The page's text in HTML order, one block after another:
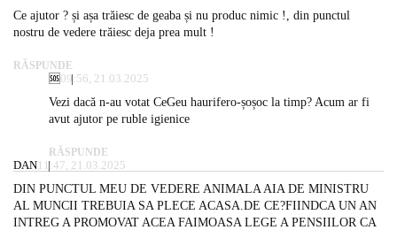
Ce ajutor ? și așa trăiesc de geaba și nu produc nimic !, din punctul
nostru de vedere trăiesc deja prea mult !
RĂSPUNDE
🆘09:56, 21.03.2025
Vezi dacă n-au votat CeGeu haurifero-șoșoc la timp? Acum ar fi
avut ajutor pe ruble igienice
RĂSPUNDE
DAN11:47, 21.03.2025
DIN PUNCTUL MEU DE VEDERE ANIMALA AIA DE MINISTRU
AL MUNCII TREBUIA SA PLECE ACASA.DE CE?FIINDCA UN AN
INTREG A PROMOVAT ACEA FAIMOASA LEGE A PENSIILOR CA